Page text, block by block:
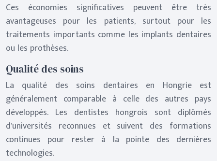
Ces économies significatives peuvent être très
avantageuses pour les patients, surtout pour les
traitements importants comme les implants dentaires
ou les prothèses.
Qualité des soins
La qualité des soins dentaires en Hongrie est
généralement comparable à celle des autres pays
développés. Les dentistes hongrois sont diplômés
d’universités reconnues et suivent des formations
continues pour rester à la pointe des dernières
technologies.